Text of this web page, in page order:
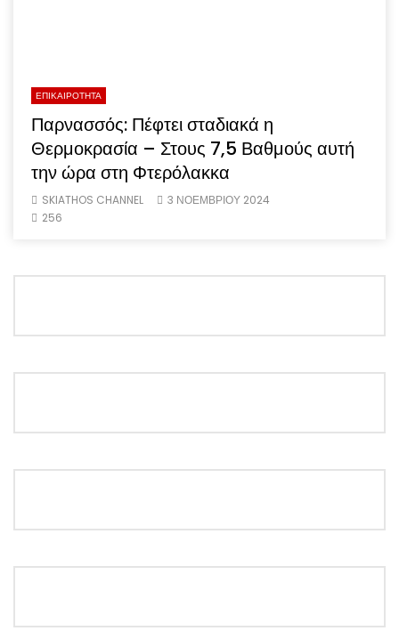
ΕΠΙΚΑΙΡΟΤΗΤΑ
Παρνασσός: Πέφτει σταδιακά η
Θερμοκρασία – Στους 7,5 Βαθμούς αυτή
την ώρα στη Φτερόλακκα
SKIATHOS CHANNEL
3 ΝΟΕΜΒΡΙΟΥ 2024
256